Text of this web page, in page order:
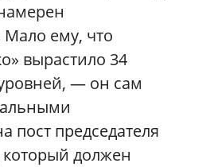
Мало ему, что
вырастило 34
— он сам
пост председателя
который должен